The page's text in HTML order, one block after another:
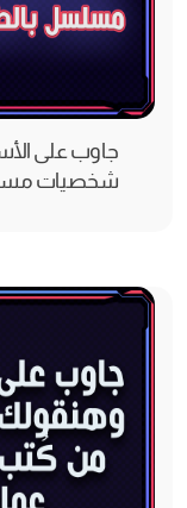
جاوب على
شخصيات